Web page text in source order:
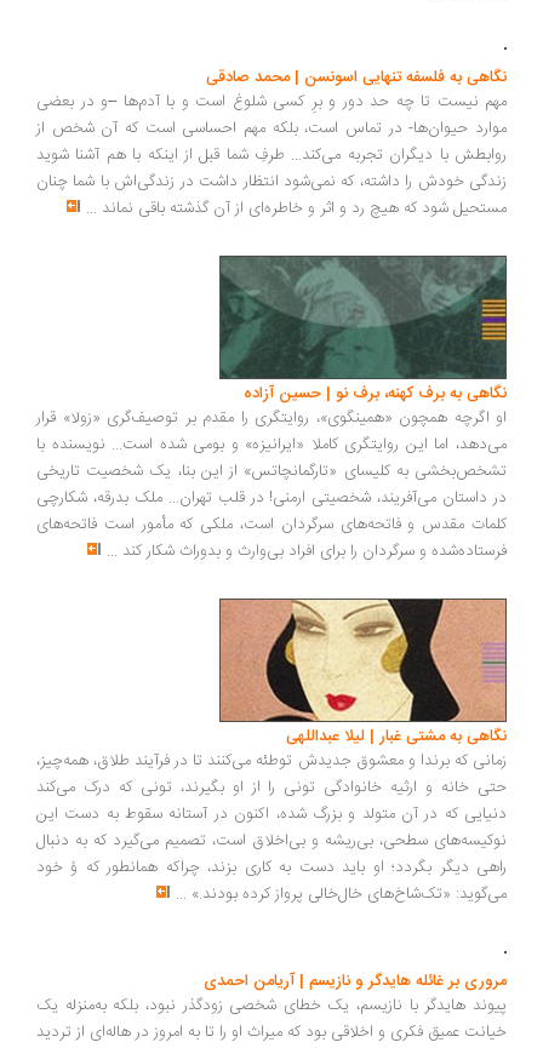
نشست نقد و بررسی مولوی‌نامه
جامعیت علمی همایی در بخش‌های مختلف مشخص است؛ حتی در شرح
داستان‌های مثنوی، او معانی لغات را باز می‌کند و به اصطلاحات فلسفی و
عرفانی می‌پردازد... نخستین ضعف کتاب، شیفتگی بیش از اندازه همایی به
تقسیم‌بندی سه‌گانه «خام، پخته و سوخته» زندگی او را در سه دوره بررسی
می‌کند...
نگاهی به فلسفه تنهایی اسونسن | محمد صادقی
مهم نیست تا چه حد دور و برِ کسی شلوغ است و با آدم‌ها –و در بعضی
موارد حیوان‌ها- در تماس است، بلکه مهم احساسی است که آن شخص از
روابطش با دیگران تجربه می‌کند... طرفِ شما قبل از اینکه با هم آشنا شوید
مستحیل شود که هیچ رد و اثر و خاطره‌ای از آن گذشته باقی نماند
نگاهی به برف کهنه، برف نو | حسین آزاده
او اگرچه همچون «همینگوی»، روایتگری را مقدم بر توصیف‌گری «زولا» قرار
می‌دهد، اما این روایتگری کاملا «ایرانیزه» و بومی شده است... نویسنده با
تشخص‌بخشی به کلیسای «تارگمانچاتس» از این بنا، یک شخصیت تاریخی
در داستان می‌آفریند، شخصیتی ارمنی! در قلب تهران... ملک بدرقه، شکارچی